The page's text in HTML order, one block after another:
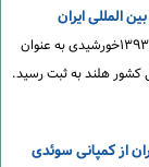
المللی ایران
مرکز حقوق کیفری بین‌المللی ایران در تیرماه ۱۳۹۳خورشیدی به عنوان
کشور هلند به ثبت رسید.
از کمپانی سوئدی